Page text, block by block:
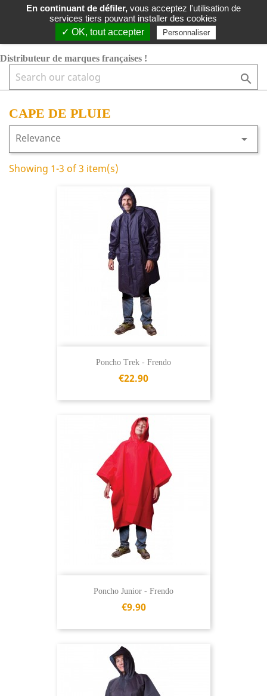
LIVRAISON GRATUITE DÈS 49€ TTC MARQUES FRANÇAISES
Distributeur de marques françaises !

CAPE DE PLUIE
Relevance 
Showing 1-3 of 3 item(s)
Poncho Trek - Frendo
€22.90
Poncho Junior - Frendo
€9.90
En continuant de défiler,vous acceptez l'utilisation de
services tiers pouvant installer des cookies
✓ OK, tout accepter
Personnaliser